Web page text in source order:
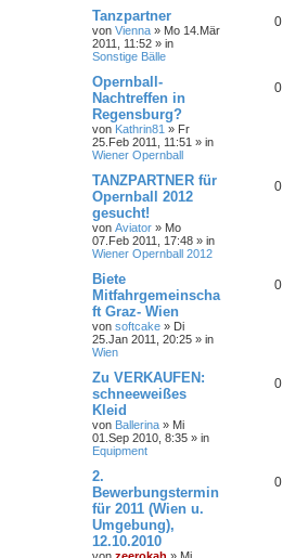
Tanzpartner
von Vienna » Mo 14.Mär
2011, 11:52 » in
Sonstige Bälle
0
Opernball-
Nachtreffen in
Regensburg?
von Kathrin81 » Fr
25.Feb 2011, 11:51 » in
Wiener Opernball
0
TANZPARTNER für
Opernball 2012
gesucht!
von Aviator » Mo
07.Feb 2011, 17:48 » in
Wiener Opernball 2012
0
Biete
Mitfahrgemeinscha
ft Graz- Wien
von softcake » Di
25.Jan 2011, 20:25 » in
Wien
0
Zu VERKAUFEN:
schneeweißes
Kleid
von Ballerina » Mi
01.Sep 2010, 8:35 » in
Equipment
0
2.
Bewerbungstermin
für 2011 (Wien u.
Umgebung),
12.10.2010
0